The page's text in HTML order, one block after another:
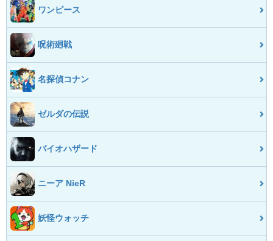
ワンピース
呪術廻戦
名探偵コナン
ゼルダの伝説
バイオハザード
ニーア NieR
妖怪ウォッチ